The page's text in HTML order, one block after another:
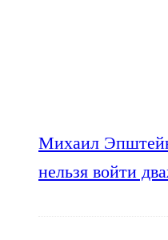
Михаил
нельзя войти